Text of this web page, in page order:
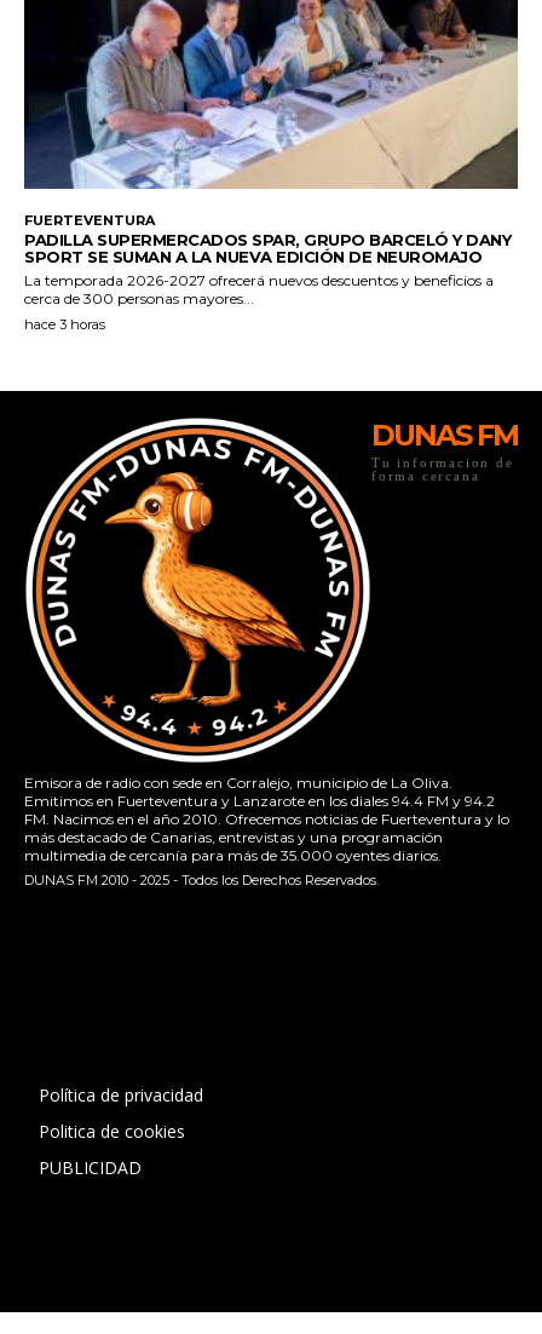
DUNAS FM
Tu informacion de
forma cercana
Emisora de radio con sede en Corralejo, municipio de La Oliva.
Emitimos en Fuerteventura y Lanzarote en los diales 94.4 FM y 94.2
FM. Nacimos en el año 2010. Ofrecemos noticias de Fuerteventura y lo
más destacado de Canarias, entrevistas y una programación
multimedia de cercanía para más de 35.000 oyentes diarios.
DUNAS FM 2010 - 2025 - Todos los Derechos Reservados.
Política de privacidad
Politica de cookies
PUBLICIDAD